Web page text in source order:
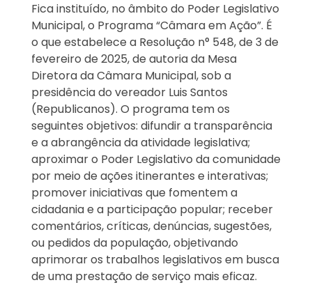
Fica instituído, no âmbito do Poder Legislativo
Municipal, o Programa “Câmara em Ação”. É
o que estabelece a Resolução n° 548, de 3 de
fevereiro de 2025, de autoria da Mesa
Diretora da Câmara Municipal, sob a
presidência do vereador Luis Santos
(Republicanos). O programa tem os
seguintes objetivos: difundir a transparência
e a abrangência da atividade legislativa;
aproximar o Poder Legislativo da comunidade
por meio de ações itinerantes e interativas;
promover iniciativas que fomentem a
cidadania e a participação popular; receber
comentários, críticas, denúncias, sugestões,
ou pedidos da população, objetivando
aprimorar os trabalhos legislativos em busca
de uma prestação de serviço mais eficaz.